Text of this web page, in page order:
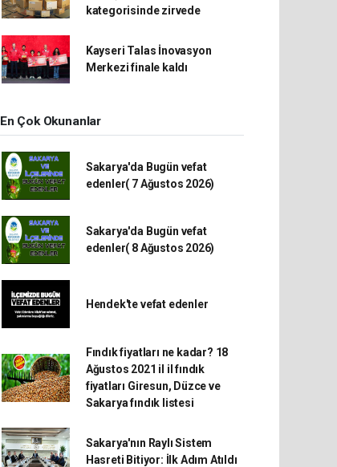
kategorisinde zirvede
Kayseri Talas İnovasyon
Merkezi finale kaldı
En Çok Okunanlar
Sakarya'da Bugün vefat
edenler( 7 Ağustos 2026)
Sakarya'da Bugün vefat
edenler( 8 Ağustos 2026)
Hendek'te vefat edenler
Fındık fiyatları ne kadar? 18
Ağustos 2021 il il fındık
fiyatları Giresun, Düzce ve
Sakarya fındık listesi
Sakarya'nın Raylı Sistem
Hasreti Bitiyor: İlk Adım Atıldı